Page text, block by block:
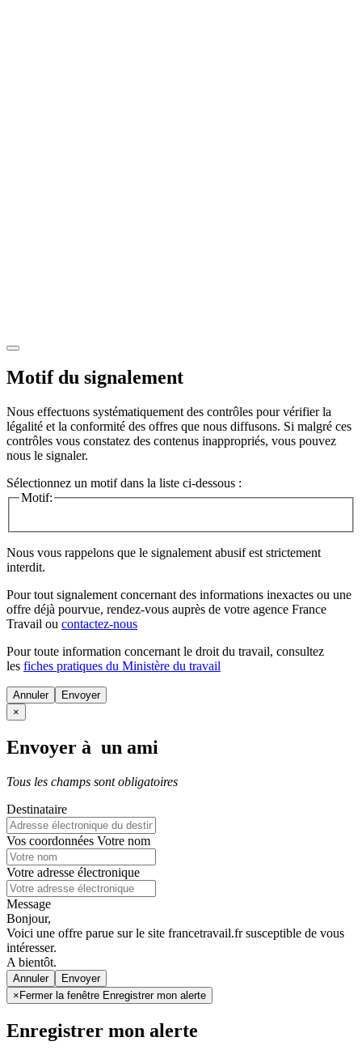
Motif du signalement
Nous effectuons systématiquement des contrôles pour vérifier la
légalité et la conformité des offres que nous diffusons. Si malgré ces
contrôles vous constatez des contenus inappropriés, vous pouvez
nous le signaler.
Sélectionnez un motif dans la liste ci-dessous :
Motif:
Nous vous rappelons que le signalement abusif est strictement
interdit.
Pour tout signalement concernant des informations inexactes ou une
offre déjà pourvue, rendez-vous auprès de votre agence France
Travail ou contactez-nous
Pour toute information concernant le droit du travail, consultez
les fiches pratiques du Ministère du travail
Annuler
×
Envoyer à un ami
Tous les champs sont obligatoires
Destinataire
Vos coordonnées Votre nom
Votre adresse électronique
Message
Bonjour,
Voici une offre parue sur le site francetravail.fr susceptible de vous
intéresser.
A bientôt.
Annuler
× Fermer la fenêtre Enregistrer mon alerte
Enregistrer mon alerte